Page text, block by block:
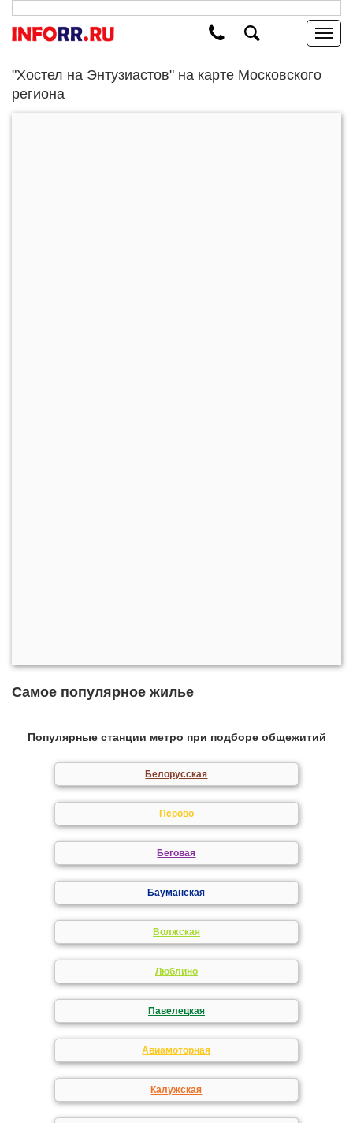
"Хостел на Энтузиастов" на карте Московского
региона
Самое популярное жилье
Популярные станции метро при подборе общежитий
Белорусская
Перово
Беговая
Бауманская
Волжская
Люблино
Павелецкая
Авиамоторная
Калужская